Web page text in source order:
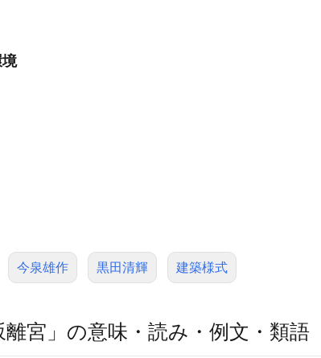
今泉雄作 黒田清輝 建築様式
離宮」の意味・読み・例文・類語